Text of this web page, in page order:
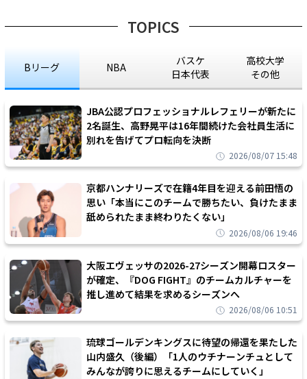
TOPICS
Bリーグ NBA
バスケ
日本代表
高校大学
その他
JBA公認プロフェッショナルレフェリーが新たに
2名誕生、高野晃平は16年間続けた会社員生活に
別れを告げてプロ転向を決断
2026/08/07 15:48
京都ハンナリーズで在籍4年目を迎える前田悟の
思い「本当にこのチームで勝ちたい、負けたまま
舐められたまま終わりたくない」
2026/08/06 19:46
大阪エヴェッサの2026-27シーズン開幕ロスター
が確定、『DOG FIGHT』のチームカルチャーを
推し進めて結果を求めるシーズンへ
2026/08/06 10:51
琉球ゴールデンキングスに待望の帰還を果たした
山内盛久（後編）「1人のウチナーンチュとして
みんなが誇りに思えるチームにしていく」